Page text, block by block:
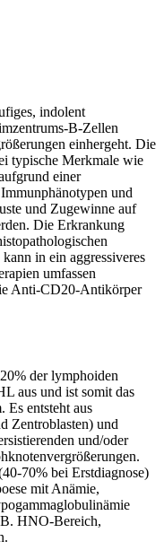
indolent
B-Zellen
einhergeht. Die
typische Merkmale wie
einer
und
und Zugewinne auf
Die Erkrankung
in ein aggressiveres
umfassen
Anti-CD20-Antikörper
der lymphoiden
aus und ist somit das
Es entsteht aus
Zentroblasten) und
und/oder
70% bei Erstdiagnose)
mit Anämie,
HNO-Bereich,